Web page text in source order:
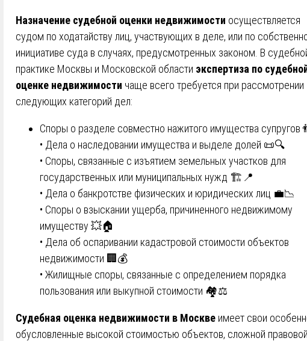
Назначение судебной оценки недвижимости осуществляется
судом по ходатайству лиц, участвующих в деле, или по
инициативе суда в случаях, предусмотренных законом. В
практике Москвы и Московской области экспертиза по
оценке недвижимости чаще всего требуется при рассмотрении
следующих категорий дел:
Споры о разделе совместно нажитого имущества
• Дела о наследовании имущества и выделе долей 📜🔍
• Споры, связанные с изъятием земельных участков для
государственных или муниципальных нужд 🏗️📍
• Дела о банкротстве физических и юридических лиц 💼📉
• Споры о взыскании ущерба, причиненного недвижимому
имуществу 💥🏠
• Дела об оспаривании кадастровой стоимости объектов
недвижимости 🏢💰
• Жилищные споры, связанные с определением порядка
пользования или выкупной стоимости 🏘️⚖️
Судебная оценка недвижимости в Москве имеет свои
обусловленные высокой стоимостью объектов, сложной правовой